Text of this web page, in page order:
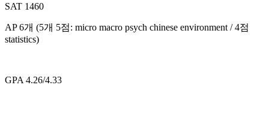
SAT 1460
AP 6개 (5개 5점: micro macro psych chinese environment / 4점
statistics)
GPA 4.26/4.33